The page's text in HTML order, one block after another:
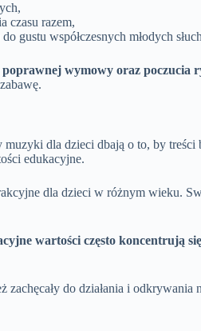
czasu razem,
gustu współczesnych młodych
wymowy oraz poczucia
dla dzieci dbają o to, by
edukacyjne.
dla dzieci w różnym wieku.
wartości często koncentrują
do działania i odkrywania